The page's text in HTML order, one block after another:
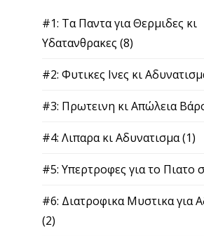
#1: Τα Παντα για Θερμιδες κι
Υδατανθρακες (8)
#2: Φυτικες Ινες κι
#3: Πρωτεινη κι Απώλεια
#4: Λιπαρα κι Αδυνατισμα(1)
#5: Υπερτροφες για το Πιατο
#6: Διατροφικα Μυστικα για
(2)